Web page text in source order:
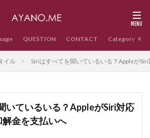
QUESTION CONTACT Category
イル Siriはすべてを聞いているいる？Appleが
いているいる？AppleがSiri対応
金を支払いへ